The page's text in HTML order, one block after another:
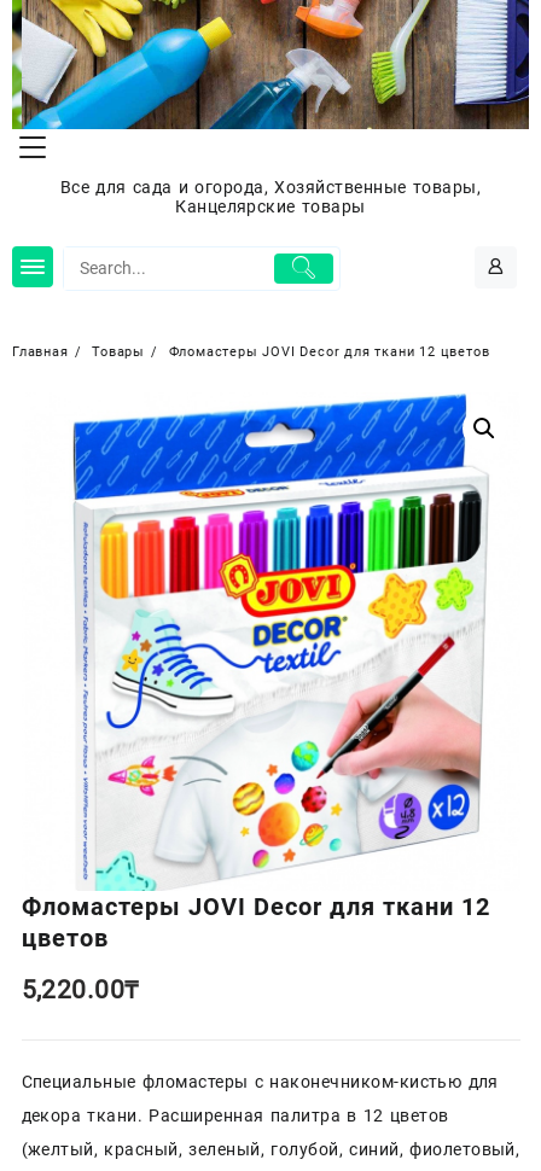
Перейти
содержимому
Все для сада и огорода, Хозяйственные товары,
Канцелярские товары
Главная Товары Фломастеры JOVI Decor для ткани 12 цветов
Фломастеры JOVI Decor для ткани 12
цветов
5,220.00₸
Специальные фломастеры с наконечником-кистью для
декора ткани. Расширенная палитра в 12 цветов
(желтый, красный, зеленый, голубой, синий, фиолетовый,